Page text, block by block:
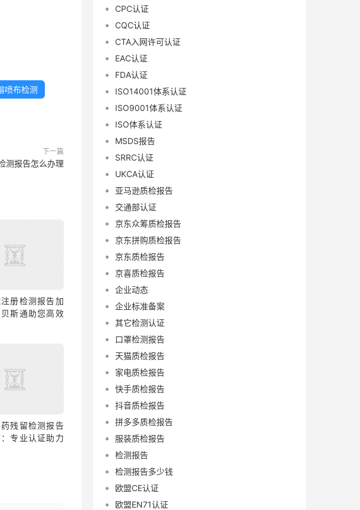
喷布检测
下一篇
测报告怎么办理
册检测报告加
斯通助您高效
残留检测报告
专业认证助力
CPC认证
CQC认证
CTA入网许可认证
EAC认证
FDA认证
ISO14001体系认证
ISO9001体系认证
ISO体系认证
MSDS报告
SRRC认证
UKCA认证
亚马逊质检报告
交通部认证
京东众筹质检报告
京东拼购质检报告
京东质检报告
京喜质检报告
企业动态
企业标准备案
其它检测认证
口罩检测报告
天猫质检报告
家电质检报告
快手质检报告
抖音质检报告
拼多多质检报告
服装质检报告
检测报告
检测报告多少钱
欧盟CE认证
欧盟EN71认证